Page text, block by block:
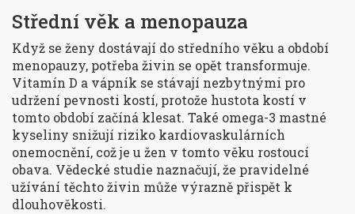
Střední věk a menopauza
Když se ženy dostávají do středního věku a období
menopauzy, potřeba živin se opět transformuje.
Vitamín D a vápník se stávají nezbytnými pro
udržení pevnosti kostí, protože hustota kostí v
tomto období začíná klesat. Také omega-3 mastné
kyseliny snižují riziko kardiovaskulárních
onemocnění, což je u žen v tomto věku rostoucí
obava. Vědecké studie naznačují, že pravidelné
užívání těchto živin může výrazně přispět k
dlouhověkosti.